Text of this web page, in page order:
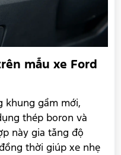
mẫu xe Ford
khung gầm mới,
thép boron và
này gia tăng độ
thời giúp xe nhẹ